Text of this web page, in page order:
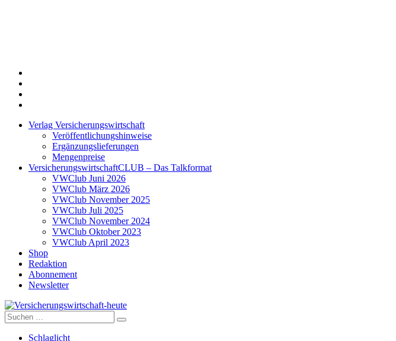
Verlag Versicherungswirtschaft
Veröffentlichungshinweise
Ergänzungslieferungen
Mengenpreise
VersicherungswirtschaftCLUB – Das Talkformat
VWClub Juni 2026
VWClub März 2026
VWClub November 2025
VWClub Juli 2025
VWClub November 2024
VWClub Oktober 2023
VWClub April 2023
Shop
Redaktion
Abonnement
Newsletter
Versicherungswirtschaft-heute
Suche
nach:
Schlaglicht